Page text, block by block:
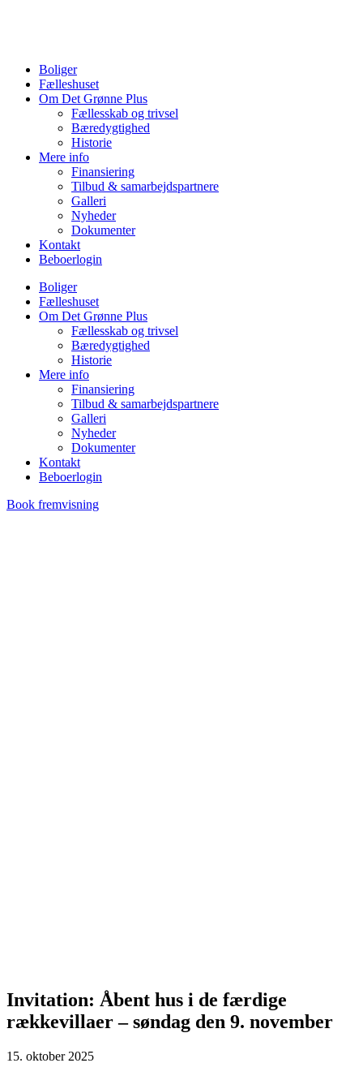
Boliger
Fælleshuset
Om Det Grønne Plus
Fællesskab og trivsel
Bæredygtighed
Historie
Mere info
Finansiering
Tilbud & samarbejdspartnere
Galleri
Nyheder
Dokumenter
Kontakt
Beboerlogin
Boliger
Fælleshuset
Om Det Grønne Plus
Fællesskab og trivsel
Bæredygtighed
Historie
Mere info
Finansiering
Tilbud & samarbejdspartnere
Galleri
Nyheder
Dokumenter
Kontakt
Beboerlogin
Book fremvisning
Invitation: Åbent hus i de færdige
rækkevillaer – søndag den 9. november
15. oktober 2025